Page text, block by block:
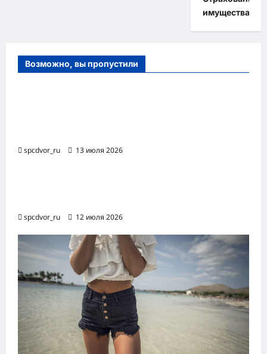
имущества
Возможно, вы пропустили
spcdvor_ru 13 июля 2026
spcdvor_ru 12 июля 2026